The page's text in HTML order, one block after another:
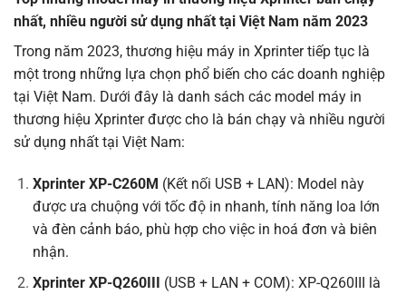
nhất, nhiều người sử dụng nhất tại Việt Nam năm 2023
Trong năm 2023, thương hiệu máy in Xprinter tiếp tục là
một trong những lựa chọn phổ biến cho các doanh nghiệp
tại Việt Nam. Dưới đây là danh sách các model máy in
thương hiệu Xprinter được cho là bán chạy và nhiều người
sử dụng nhất tại Việt Nam:
Xprinter XP-C260M (Kết nối USB + LAN): Model này
được ưa chuộng với tốc độ in nhanh, tính năng loa lớn
và đèn cảnh báo, phù hợp cho việc in hoá đơn và biên
nhận.
Xprinter XP-Q260III
(USB + LAN + COM): XP-Q260III là